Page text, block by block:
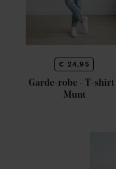
€ 24,95
Garde-robe - T-shirt -
Munt